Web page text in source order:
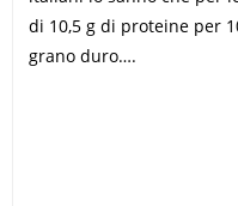
di 10,5 g di proteine per
grano duro….